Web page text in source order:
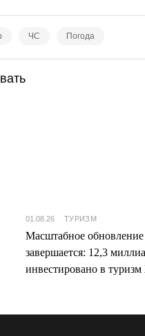
ЧС Погода
01.08.26 ТУРИЗМ
Масштабное
завершается: 12,3
инвестировано в туризм